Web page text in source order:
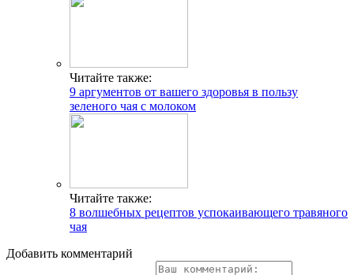
Читайте также:
9 аргументов от вашего здоровья в пользу
зеленого чая с молоком
Читайте также:
8 волшебных рецептов успокаивающего травяного
чая
Добавить комментарий